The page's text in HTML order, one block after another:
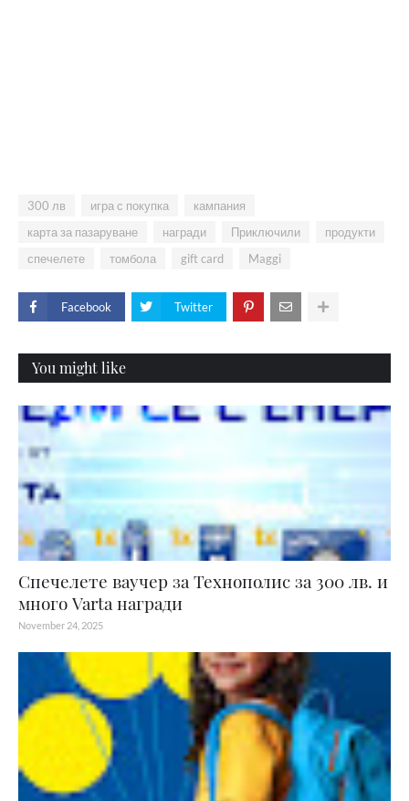
300 лв игра с покупка
кампания
карта за пазаруване
награди Приключили
продукти
спечелете
томбола gift card Maggi
Facebook Twitter
You might like
Спечелете ваучер за Технополис за 300 лв. и
много Varta награди
November 24, 2025